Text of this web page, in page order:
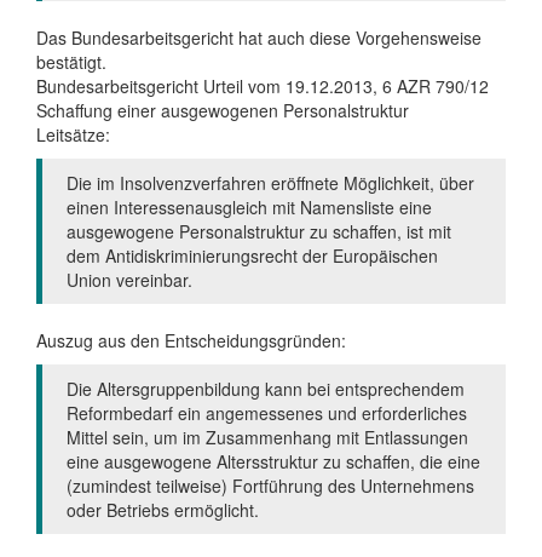
Das Bundesarbeitsgericht hat auch diese Vorgehensweise
bestätigt.
Bundesarbeitsgericht Urteil vom 19.12.2013, 6 AZR 790/12
Schaffung einer ausgewogenen Personalstruktur
Leitsätze:
Die im Insolvenzverfahren eröffnete Möglichkeit, über
einen Interessenausgleich mit Namensliste eine
ausgewogene Personalstruktur zu schaffen, ist mit
dem Antidiskriminierungsrecht der Europäischen
Union vereinbar.
Auszug aus den Entscheidungsgründen:
Die Altersgruppenbildung kann bei entsprechendem
Reformbedarf ein angemessenes und erforderliches
Mittel sein, um im Zusammenhang mit Entlassungen
eine ausgewogene Altersstruktur zu schaffen, die eine
(zumindest teilweise) Fortführung des Unternehmens
oder Betriebs ermöglicht.